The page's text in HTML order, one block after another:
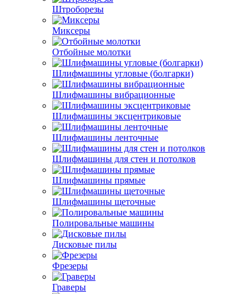
Штроборезы
Миксеры
Отбойные молотки
Шлифмашины угловые (болгарки)
Шлифмашины вибрационные
Шлифмашины эксцентриковые
Шлифмашины ленточные
Шлифмашины для стен и потолков
Шлифмашины прямые
Шлифмашины щеточные
Полировальные машины
Дисковые пилы
Фрезеры
Граверы